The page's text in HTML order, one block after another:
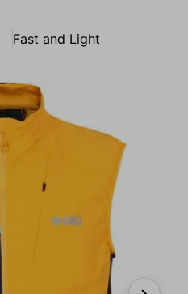
Fast and Light